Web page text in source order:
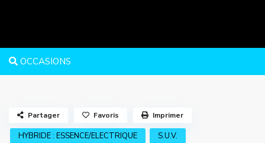
OCCASIONS
HYBRIDE : ESSENCE/ELECTRIQUE S.U.V.
Partager Favoris Imprimer